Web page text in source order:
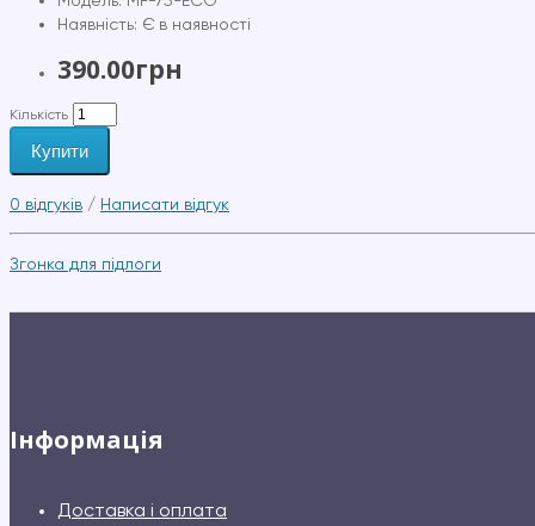
Наявність: Є в наявності
390.00грн
Кількість
Купити
0 відгуків / Написати відгук
Згонка для підлоги
Інформація
Доставка і оплата